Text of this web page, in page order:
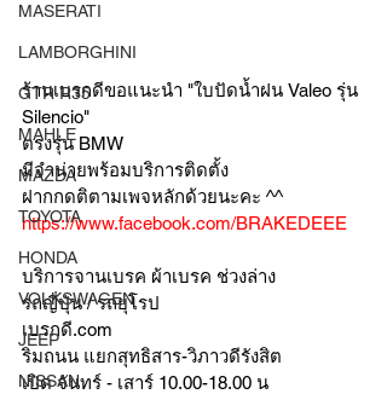
MASERATI
LAMBORGHINI
GTR R35
MAHLE
MAZDA
TOYOTA
HONDA
VOLKSWAGEN
JEEP
NISSAN
ร้านเบรกดีขอแนะนำ "ใบปัดน้ำฝน Valeo รุ่น
Silencio"
ตรงรุ่น BMW
มีจำน่ายพร้อมบริการติดตั้ง
ฝากกดติตามเพจหลักด้วยนะคะ ^^
https://www.facebook.com/BRAKEDEEE
บริการจานเบรค ผ้าเบรค ช่วงล่าง
รถญี่ปุ่น / รถยุโรป
เบรกดี.com
ริมถนน แยกสุทธิสาร-วิภาวดีรังสิต
เปิด จันทร์ - เสาร์ 10.00-18.00 น